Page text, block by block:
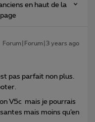
en haut de la
page
Forum|Forum|3 years ago
pas parfait non plus.
V5c mais je pourrais
mais moins qu’en